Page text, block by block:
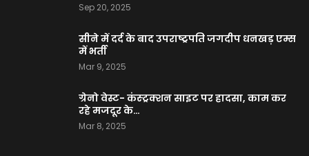
Sep 20, 2025
सीने में दर्द के बाद उपराष्ट्रपति जगदीप धनखड़ एम्स
में भर्ती
Mar 9, 2025
ग्रेनो वेस्ट- कंस्ट्रक्शन साइट पर हादसा, काम कर
रहे मजदूर के…
Mar 8, 2025